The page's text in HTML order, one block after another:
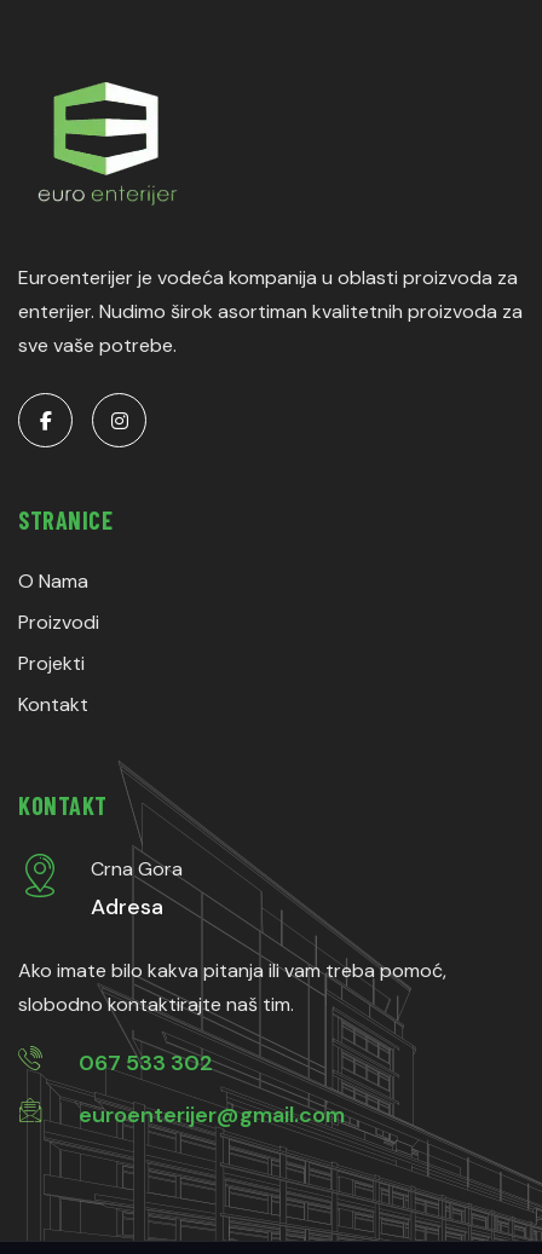
Euroenterijer je vodeća kompanija u oblasti proizvoda za
enterijer. Nudimo širok asortiman kvalitetnih proizvoda za
sve vaše potrebe.
STRANICE
O Nama
Proizvodi
Projekti
Kontakt
KONTAKT
Crna Gora
Adresa
Ako imate bilo kakva pitanja ili vam treba pomoć,
slobodno kontaktirajte naš tim.
067 533 302
euroenterijer@gmail.com